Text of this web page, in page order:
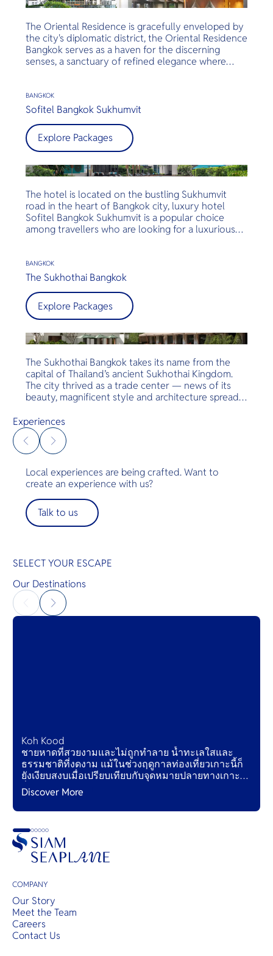
The Oriental Residence is gracefully enveloped by
the city's diplomatic district, the Oriental Residence
Bangkok serves as a haven for the discerning
senses, a sanctuary of refined elegance where
BANGKOK
Sofitel Bangkok Sukhumvit
Explore Packages
The hotel is located on the bustling Sukhumvit
road in the heart of Bangkok city, luxury hotel
Sofitel Bangkok Sukhumvit is a popular choice
among travellers who are looking for a luxurious
centres. Sofitel Bangkok Sukhumvit effortlessly
blends traditional Thai hospitality with classic
French flair and service, offering guests a unique
opportunity to experience the best of Bangkok
city.
BANGKOK
The Sukhothai Bangkok
Explore Packages
The Sukhothai Bangkok takes its name from the
capital of Thailand’s ancient Sukhothai Kingdom.
The city thrived as a trade center — news of its
beauty, magnificent style and architecture spread
and chedi as primary design features. The palaces
maintained an incomparable style. Symmetrical
colonnades, reflection pools, open-air arcades,
combined with the best natural materials of
bronze, teakwood and marble — together with
fine fabrics and mirrors. Much of the décor in this
world-famous hotel derives from that wondrous
city whose name Sukhothai proudly bears. The
graceful and elegant Sukhothai is imbued with the
essence of this golden age in history.
Experiences
Local experiences are being crafted. Want to
create an experience with us?
Talk to us
SELECT YOUR ESCAPE
Our Destinations
Koh Kood
ชายหาดที่สวยงามและไม่ถูกทำลาย น้ำทะเลใสและ
ธรรมชาติที่งดงาม แม้ในช่วงฤดูกาลท่องเที่ยวเกาะนี้ก็
ยังเงียบสงบเมื่อเปรียบเทียบกับจุดหมายปลายทางเกาะ
อื่นๆ ในประเทศไทย
Discover More
COMPANY
Our Story
Meet the Team
Careers
Contact Us